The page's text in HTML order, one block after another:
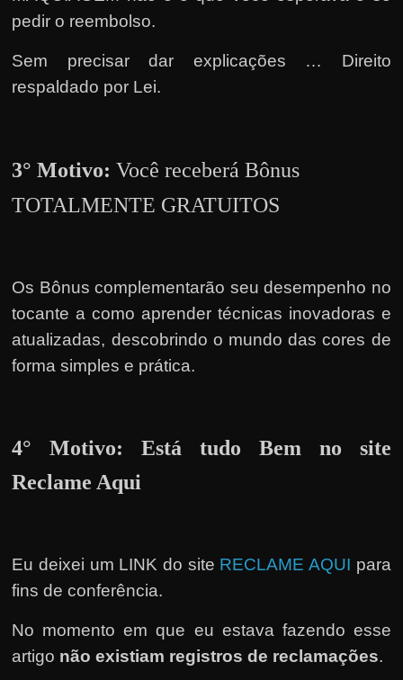
c
o
pedir o reembolso.
Sem precisar dar explicações … Direito
respaldado por Lei.
3° Motivo: Você receberá Bônus
TOTALMENTE GRATUITOS
Os Bônus complementarão seu desempenho no
tocante a como aprender técnicas inovadoras e
atualizadas, descobrindo o mundo das cores de
forma simples e prática.
4° Motivo: Está tudo Bem no site
Reclame Aqui
Eu deixei um LINK do site RECLAME AQUI para
fins de conferência.
No momento em que eu estava fazendo esse
artigo não existiam registros de reclamações.